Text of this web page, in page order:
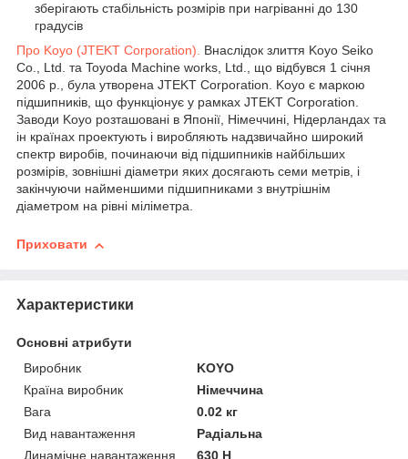
зберігають стабільність розмірів при нагріванні до 130
градусів
Про Koyo (JTEKT Corporation). Внаслідок злиття Koyo Seiko
Co., Ltd. та Toyoda Machine works, Ltd., що відбувся 1 січня
2006 р., була утворена JTEKT Corporation. Koyo є маркою
підшипників, що функціонує у рамках JTEKT Corporation.
Заводи Koyo розташовані в Японії, Німеччині, Нідерландах та
ін країнах проектують і виробляють надзвичайно широкий
спектр виробів, починаючи від підшипників найбільших
розмірів, зовнішні діаметри яких досягають семи метрів, і
закінчуючи найменшими підшипниками з внутрішнім
діаметром на рівні міліметра.
Приховати
Характеристики
Основні атрибути
Виробник
KOYO
Країна виробник
Німеччина
Вага
0.02 кг
Вид навантаження
Радіальна
Динамічне навантаження
630 Н